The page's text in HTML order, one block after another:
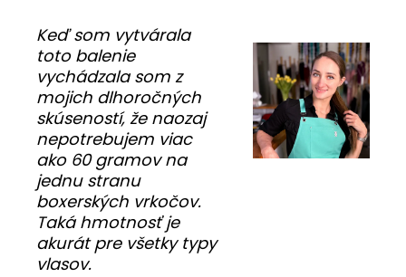
Keď som vytvárala
toto balenie
vychádzala som z
mojich dlhoročných
skúseností, že naozaj
nepotrebujem viac
ako 60 gramov na
jednu stranu
boxerských vrkočov.
Taká hmotnosť je
akurát pre všetky typy
vlasov.